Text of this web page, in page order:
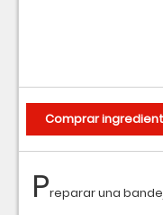
Preparar una
Comprar